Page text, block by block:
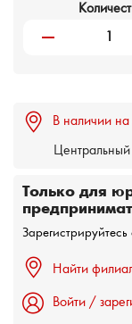
remove
В наличии
Только для
Найти
Войти /